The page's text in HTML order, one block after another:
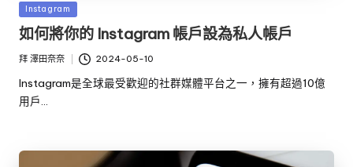
發
佈
於
Instagram
如何將你的 Instagram 帳戶設為私人帳戶
發
者
拜 澤田奈奈 2024-05-10
Instagram是全球最受歡迎的社群媒體平台之一，擁有超過10億
用戶…